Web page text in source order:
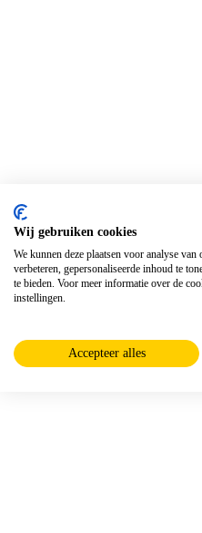
Wij gebruiken cookies
We kunnen deze plaatsen voor analyse
verbeteren, gepersonaliseerde inhoud te
te bieden. Voor meer informatie over de
instellingen.
Accepteer alles